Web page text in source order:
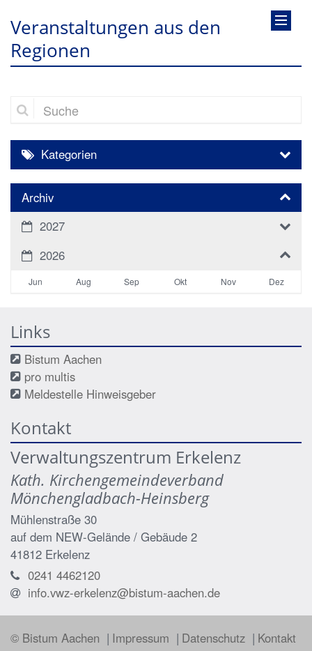
Veranstaltungen aus den
Regionen
Suche
Kategorien
Archiv
2027
2026
Jun Aug Sep Okt Nov Dez
Links
Bistum Aachen
pro multis
Meldestelle Hinweisgeber
Kontakt
Verwaltungszentrum Erkelenz
Kath. Kirchengemeindeverband
Mönchengladbach-Heinsberg
Mühlenstraße 30
auf dem NEW-Gelände / Gebäude 2
41812 Erkelenz
0241 4462120
info.vwz-erkelenz@bistum-aachen.de
© Bistum Aachen Impressum Datenschutz Kontakt